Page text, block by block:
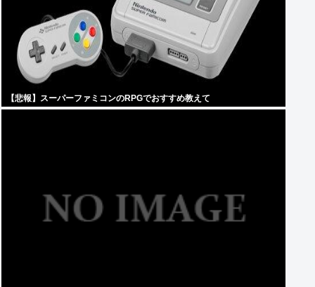
【悲報】スーパーファミコンのRPGでおすすめ教えて